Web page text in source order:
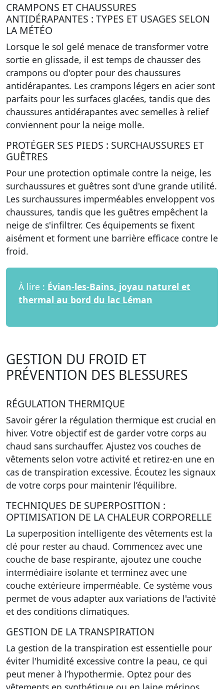
CRAMPONS ET CHAUSSURES
ANTIDÉRAPANTES : TYPES ET USAGES SELON
LA MÉTÉO
Lorsque le sol gelé menace de transformer votre
sortie en glissade, il est temps de chausser des
crampons ou d'opter pour des chaussures
antidérapantes. Les crampons légers en acier sont
parfaits pour les surfaces glacées, tandis que des
chaussures antidérapantes avec semelles à relief
conviennent pour la neige molle.
PROTÉGER SES PIEDS : SURCHAUSSURES ET
GUÊTRES
Pour une protection optimale contre la neige, les
surchaussures et guêtres sont d'une grande utilité.
Les surchaussures imperméables enveloppent vos
chaussures, tandis que les guêtres empêchent la
neige de s'infiltrer. Ces équipements se fixent
aisément et forment une barrière efficace contre le
froid.
À lire : Évian-les-Bains, joyau naturel et
thermal au bord du lac Léman
GESTION DU FROID ET
PRÉVENTION DES BLESSURES
RÉGULATION THERMIQUE
Savoir gérer la régulation thermique est crucial en
hiver. Votre objectif est de garder votre corps au
chaud sans surchauffer. Ajustez vos couches de
vêtements selon votre activité et retirez-en une en
cas de transpiration excessive. Écoutez les signaux
de votre corps pour maintenir l’équilibre.
TECHNIQUES DE SUPERPOSITION :
OPTIMISATION DE LA CHALEUR CORPORELLE
La superposition intelligente des vêtements est la
clé pour rester au chaud. Commencez avec une
couche de base respirante, ajoutez une couche
intermédiaire isolante et terminez avec une
couche extérieure imperméable. Ce système vous
permet de vous adapter aux variations de l'activité
et des conditions climatiques.
GESTION DE LA TRANSPIRATION
La gestion de la transpiration est essentielle pour
éviter l'humidité excessive contre la peau, ce qui
peut mener à l’hypothermie. Optez pour des